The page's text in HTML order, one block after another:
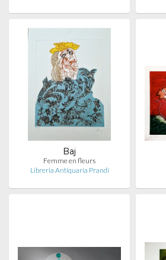
Baj
Femme en fleurs
Libreria Antiquaria Prandi